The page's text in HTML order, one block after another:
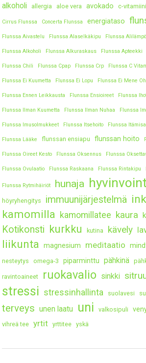
alkoholi allergia aloe vera avokado c-vitamiini
Cirrus Flunssa Concerta Flunssa energiataso
Flunssa Aivastelu Flunssa Alaselkäkipu Flunssa Alilämpö
Flunssa Alkoholi Flunssa Alkuraskaus Flunssa Apteekki
Flunssa Chili Flunssa Cpap Flunssa Crp Flunssa C
Flunssa Ei Kuumetta Flunssa Ei Lopu Flunssa Ei Mene
Flunssa Ennen Leikkausta Flunssa Ensioireet Flunssa
Flunssa Ilman Kuumetta Flunssa Ilman Nuhaa Flunssa
Flunssa Imusolmukkeet Flunssa Itsehoito Flunssa
Flunssa Lääke flunssan ensiapu flunssan hoito
Flunssa Oireet Kesto Flunssa Oksennus Flunssa
Flunssa Ovulaatio Flunssa Raskaana Flunssa Rintakipu
Flunssa Rytmihäiriöt hunaja
höyryhengitys immuunijärjestelmä
kamomilla kamomillatee kaura
Kotikonsti kurkku kutina kävely
liikunta magnesium meditaatio
nesteytys omega-3 piparminttu pähkinä
ravintoaineet ruokavalio sinkki
stressi stressinhallinta suolavesi
terveys unen laatu uni valkosipuli
vihreä tee
yrtit yrttitee yskä